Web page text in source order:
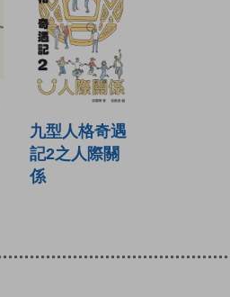
九型人格奇遇
記2之人際關
係